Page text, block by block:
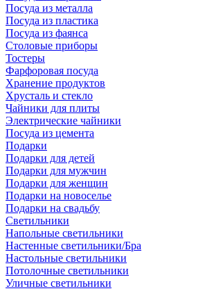
Посуда из металла
Посуда из пластика
Посуда из фаянса
Столовые приборы
Тостеры
Фарфоровая посуда
Хранение продуктов
Хрусталь и стекло
Чайники для плиты
Электрические чайники
Посуда из цемента
Подарки
Подарки для детей
Подарки для мужчин
Подарки для женщин
Подарки на новоселье
Подарки на свадьбу
Светильники
Напольные светильники
Настенные светильники/Бра
Настольные светильники
Потолочные светильники
Уличные светильники